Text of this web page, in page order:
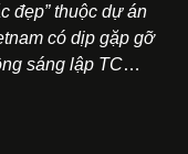
đẹp” thuộc dự án
có dịp gặp gỡ
sáng lập TC